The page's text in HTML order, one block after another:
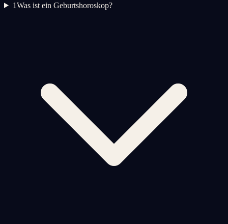
1Was ist ein Geburtshoroskop?